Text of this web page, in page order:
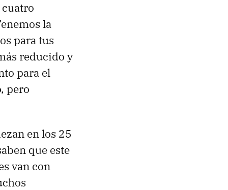
la
para tus
reducido y
para el
pero
en los 25
que este
van con